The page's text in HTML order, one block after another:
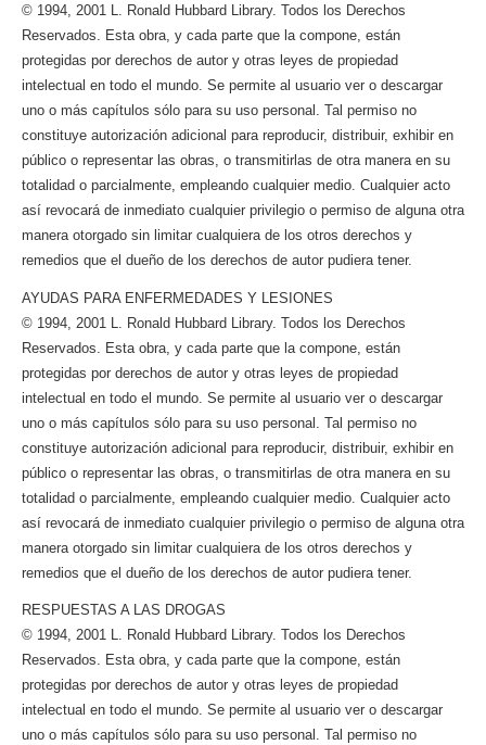
© 1994, 2001 L. Ronald Hubbard Library. Todos los Derechos
Reservados. Esta obra, y cada parte que la compone, están
protegidas por derechos de autor y otras leyes de propiedad
intelectual en todo el mundo. Se permite al usuario ver o descargar
uno o más capítulos sólo para su uso personal. Tal permiso no
constituye autorización adicional para reproducir, distribuir, exhibir en
público o representar las obras, o transmitirlas de otra manera en su
totalidad o parcialmente, empleando cualquier medio. Cualquier acto
así revocará de inmediato cualquier privilegio o permiso de alguna otra
manera otorgado sin limitar cualquiera de los otros derechos y
remedios que el dueño de los derechos de autor pudiera tener.
AYUDAS PARA ENFERMEDADES Y LESIONES
© 1994, 2001 L. Ronald Hubbard Library. Todos los Derechos
Reservados. Esta obra, y cada parte que la compone, están
protegidas por derechos de autor y otras leyes de propiedad
intelectual en todo el mundo. Se permite al usuario ver o descargar
uno o más capítulos sólo para su uso personal. Tal permiso no
constituye autorización adicional para reproducir, distribuir, exhibir en
público o representar las obras, o transmitirlas de otra manera en su
totalidad o parcialmente, empleando cualquier medio. Cualquier acto
así revocará de inmediato cualquier privilegio o permiso de alguna otra
manera otorgado sin limitar cualquiera de los otros derechos y
remedios que el dueño de los derechos de autor pudiera tener.
RESPUESTAS A LAS DROGAS
© 1994, 2001 L. Ronald Hubbard Library. Todos los Derechos
Reservados. Esta obra, y cada parte que la compone, están
protegidas por derechos de autor y otras leyes de propiedad
intelectual en todo el mundo. Se permite al usuario ver o descargar
uno o más capítulos sólo para su uso personal. Tal permiso no